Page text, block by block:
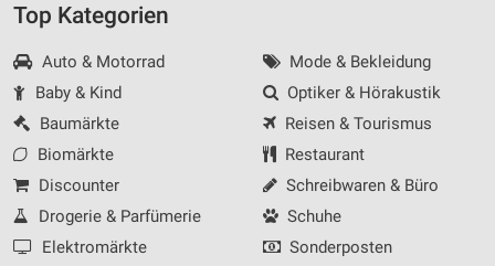
Top Kategorien
Auto & Motorrad
Baby & Kind
Baumärkte
Biomärkte
Discounter
Drogerie & Parfümerie
Elektromärkte
Mode & Bekleidung
Optiker & Hörakustik
Reisen & Tourismus
Restaurant
Schreibwaren & Büro
Schuhe
Sonderposten